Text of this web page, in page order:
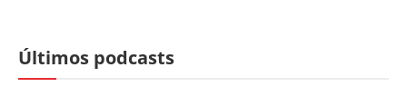
Últimos podcasts